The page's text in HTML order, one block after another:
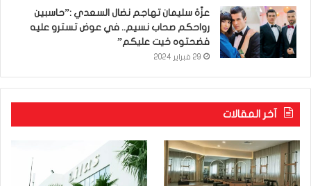
عزّة سليمان تهاجم نضال السعدي :”حاسبين
رواحكم صحاب نسيم.. في عوض تسترو عليه
فضحتوه خيت عليكم”
29 فبراير 2024
آخر المقالات